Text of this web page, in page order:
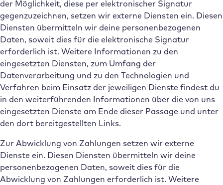
der Möglichkeit, diese per elektronischer Signatur
gegenzuzeichnen, setzen wir externe Diensten ein. Diesen
Diensten übermitteln wir deine personenbezogenen
Daten, soweit dies für die elektronische Signatur
erforderlich ist. Weitere Informationen zu den
eingesetzten Diensten, zum Umfang der
Datenverarbeitung und zu den Technologien und
Verfahren beim Einsatz der jeweiligen Dienste findest du
in den weiterführenden Informationen über die von uns
eingesetzten Dienste am Ende dieser Passage und unter
den dort bereitgestellten Links.
Zur Abwicklung von Zahlungen setzen wir externe
Dienste ein. Diesen Diensten übermitteln wir deine
personenbezogenen Daten, soweit dies für die
Abwicklung von Zahlungen erforderlich ist. Weitere